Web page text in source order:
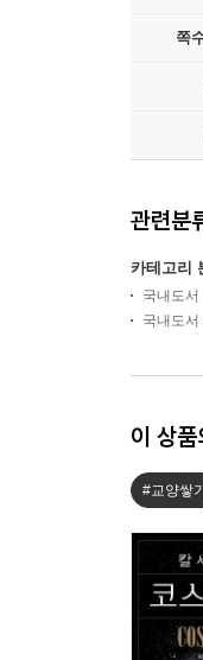
쪽
관련분
카테고리
국내도서
국내도서
이 상
#교양쌓기